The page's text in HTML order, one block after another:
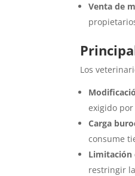
Venta de
Los
exigido
Carga
consume
Limitación
restringir